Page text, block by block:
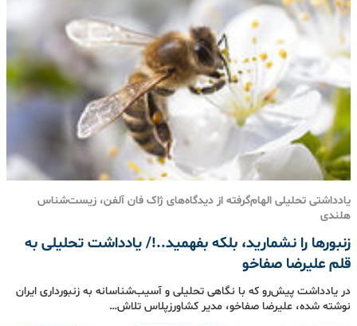
یادداشتی تحلیلی الهام‌گرفته از دیدگاه‌های ژاک فان آلفن، زیست‌شناس
هلندی
زنبورها را نشمارید، بلکه بفهمید..!/ یادداشت تحلیلی به
قلم علیرضا صفاخو
در یادداشت پیش‌رو که با نگاهی تحلیلی و آسیب‌شناسانه به زنبورداری ایران
نوشته شده، علیرضا صفاخو، مدیر کشاورزپلاس تلاش…